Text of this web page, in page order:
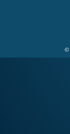
©